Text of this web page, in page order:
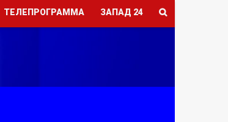
ТЕЛЕПРОГРАММА ЗАПАД 24